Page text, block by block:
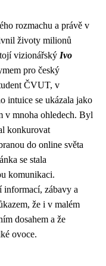
rozmachu a právě v
životy milionů
vizionářský Ivo
pro český
ČVUT, v
intuice se ukázala jako
v mnoha ohledech. Byl
konkurovat
do online světa
se stala
komunikaci.
informací, zábavy a
že i v malém
dosahem a že
ovoce.